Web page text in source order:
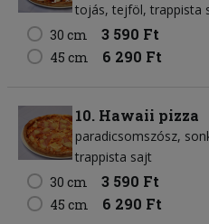
tojás tejföl trappista
30 cm
3 590 Ft
45 cm 6 290 Ft
10. Hawaii pizza
paradicsomszósz
trappista sajt
30 cm
3 590 Ft
45 cm 6 290 Ft